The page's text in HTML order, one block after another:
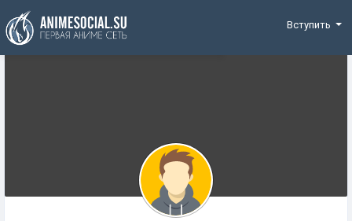
Funding
Вступить